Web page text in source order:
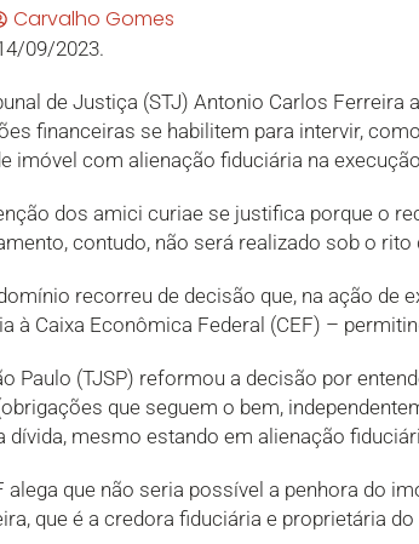
Carvalho Gomes
09/2023.
de Justiça (STJ) Antonio Carlos Ferreira
financeiras se habilitem para intervir,
imóvel com alienação fiduciária na
dos amici curiae se justifica porque o
contudo, não será realizado sob o
recorreu de decisão que, na ação de
à Caixa Econômica Federal (CEF) –
Paulo (TJSP) reformou a decisão por
que seguem o bem,
dívida, mesmo estando em alienação
alega que não seria possível a penhora do
que é a credora fiduciária e proprietária